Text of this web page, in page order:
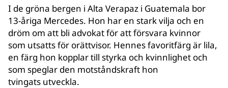
I de gröna bergen i Alta Verapaz i Guatemala bor
13‑åriga Mercedes. Hon har en stark vilja och en
dröm om att bli advokat för att försvara kvinnor
som utsatts för orättvisor. Hennes favoritfärg är lila,
en färg hon kopplar till styrka och kvinnlighet och
som speglar den motståndskraft hon
tvingats utveckla.